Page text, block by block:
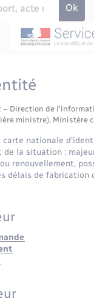
- Citoyenneté
de communes
– Direction de
ministre), Ministère
carte nationale
de la situation :
renouvellement,
délais de fabrication